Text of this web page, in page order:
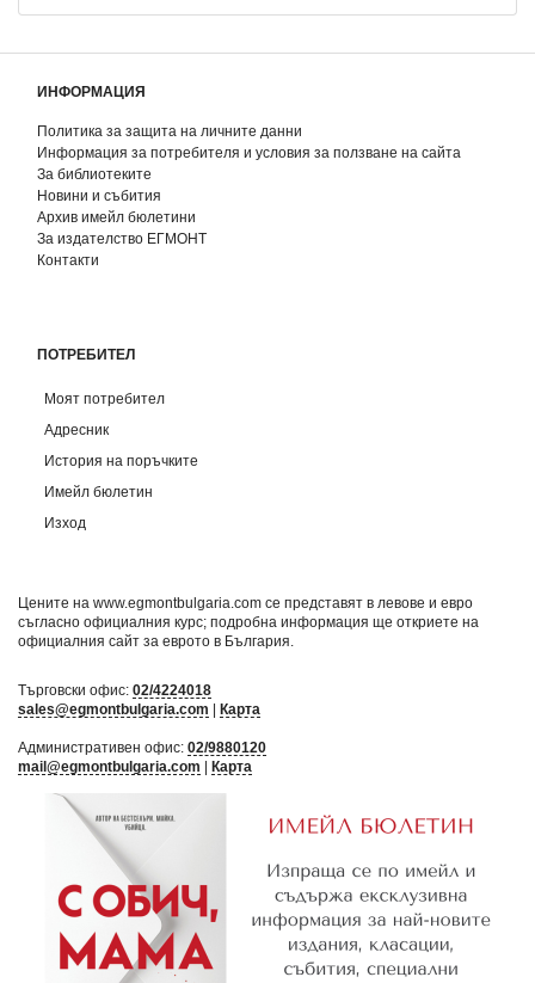
ИНФОРМАЦИЯ
Политика за защита на личните данни
Информация за потребителя и условия за ползване на сайта
За библиотеките
Новини и събития
Архив имейл бюлетини
За издателство ЕГМОНТ
Контакти
ПОТРЕБИТЕЛ
Моят потребител
Адресник
История на поръчките
Имейл бюлетин
Изход
Цените на www.egmontbulgaria.com се представят в левове и евро
съгласно официалния курс; подробна информация ще откриете на
официалния сайт за еврото в България
Търговски офис: 02/4224018
sales@egmontbulgaria.com
Карта
Административен офис: 02/9880120
mail@egmontbulgaria.com
Карта